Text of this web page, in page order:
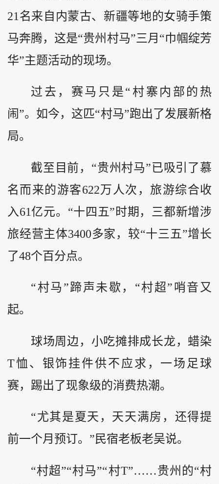
21名来自内蒙古、新疆等地的女骑手策
马奔腾，这是“贵州村马”三月“巾帼绽芳
华”主题活动的现场。
过去，赛马只是“村寨内部的热
闹”。如今，这匹“村马”跑出了发展新格
局。
截至目前，“贵州村马”已吸引了慕
名而来的游客622万人次，旅游综合收
入61亿元。“十四五”时期，三都新增涉
旅经营主体3400多家，较“十三五”增长
了48个百分点。
“村马”蹄声未歇，“村超”哨音又
起。
球场周边，小吃摊排成长龙，蜡染
T恤、银饰挂件供不应求，一场足球
赛，踢出了现象级的消费热潮。
“尤其是夏天，天天满房，还得提
前一个月预订。”民宿老板老吴说。
“村超”“村马”“村T”……贵州的“村